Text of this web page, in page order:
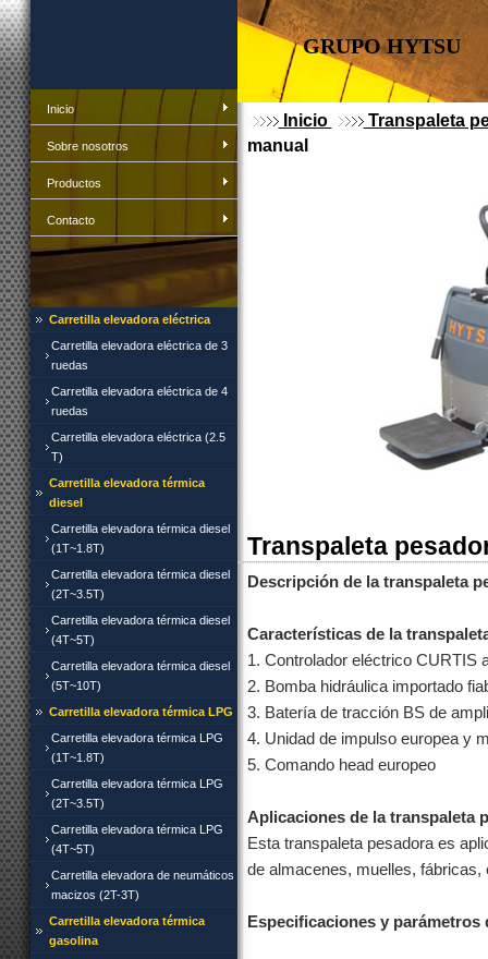
Inicio
Sobre nosotros
Productos
Contacto
Carretilla elevadora eléctrica
Carretilla elevadora eléctrica de 3
ruedas
Carretilla elevadora eléctrica de 4
ruedas
Carretilla elevadora eléctrica (2.5
T)
Carretilla elevadora térmica
diesel
Carretilla elevadora térmica diesel
(1T~1.8T)
Carretilla elevadora térmica diesel
(2T~3.5T)
Carretilla elevadora térmica diesel
(4T~5T)
Carretilla elevadora térmica diesel
(5T~10T)
Carretilla elevadora térmica LPG
Carretilla elevadora térmica LPG
(1T~1.8T)
Carretilla elevadora térmica LPG
(2T~3.5T)
Carretilla elevadora térmica LPG
(4T~5T)
Carretilla elevadora de neumáticos
macizos (2T-3T)
Carretilla elevadora térmica
gasolina
GRUPO HYTSU
Inicio
Transpaleta
manual
Transpaleta
Descripción de la transpaleta
Características de la
1. Controlador eléctrico CURTIS
2. Bomba hidráulica importado
3. Batería de tracción BS de
4. Unidad de impulso europea y
5. Comando head europeo
Aplicaciones de la transpaleta
Esta transpaleta pesadora es
de almacenes, muelles, fábricas,
Especificaciones y